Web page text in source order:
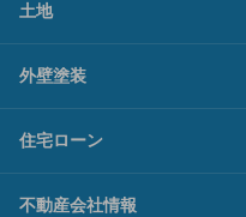
土地
外壁塗装
住宅ローン
不動産会社情報